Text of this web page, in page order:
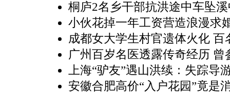
桐庐2名乡干部抗洪途中车坠
小伙花掉一年工资营造浪漫求
成都女大学生村官遗体火化 百
广州百岁名医透露传奇经历 曾
上海“驴友”遇山洪续：失踪导
安徽合肥高价“入户花园”竟是